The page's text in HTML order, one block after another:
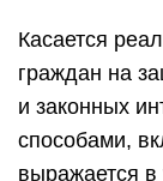
Касается
граждан на
и законных
способами,
выражается в